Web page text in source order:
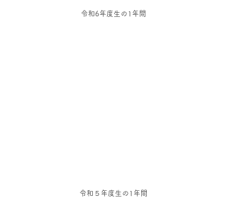
令和6年度生の1年間
令和５年度生の1年間